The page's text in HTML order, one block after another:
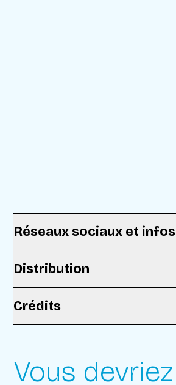
Réseaux sociaux et infos
Distribution
Crédits
Vous devriez